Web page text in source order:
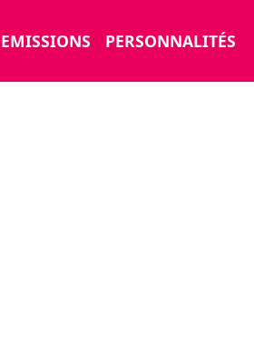
EMISSIONS PERSONNALITÉS